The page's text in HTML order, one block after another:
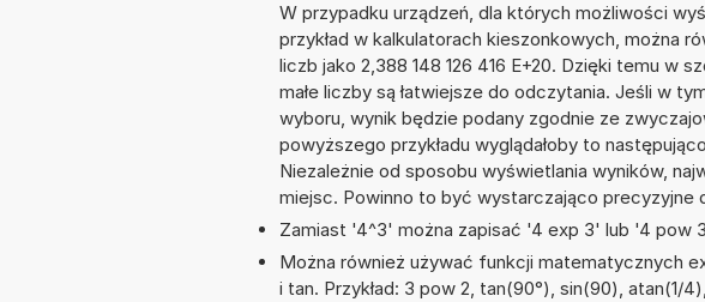
W przypadku urządzeń, dla których możliwości
przykład w kalkulatorach kieszonkowych, można
liczb jako 2,388 148 126 416 E+20. Dzięki temu w
małe liczby są łatwiejsze do odczytania. Jeśli w
wyboru, wynik będzie podany zgodnie ze
powyższego przykładu wyglądałoby to
Niezależnie od sposobu wyświetlania wyników,
miejsc. Powinno to być wystarczająco precyzyjne
Zamiast '4^3' można zapisać '4 exp 3' lub '4 pow
Można również używać funkcji matematycznych
i tan. Przykład: 3 pow 2, tan(90°), sin(90),